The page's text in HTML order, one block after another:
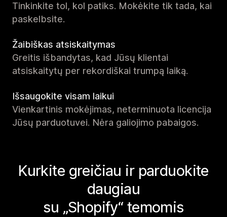
Tinkinkite tol, kol patiks. Mokėkite tik tada, kai
paskelbsite.
Žaibiškas atsiskaitymas
Greitis išbandytas, kad Jūsų klientai
atsiskaitytų per rekordiškai trumpą laiką.
Išsaugokite visam laikui
Vienkartinis mokėjimas, neterminuota licencija
Jūsų parduotuvei. Nėra galiojimo pabaigos.
Kurkite greičiau ir parduokite
daugiau
su „Shopify“ temomis